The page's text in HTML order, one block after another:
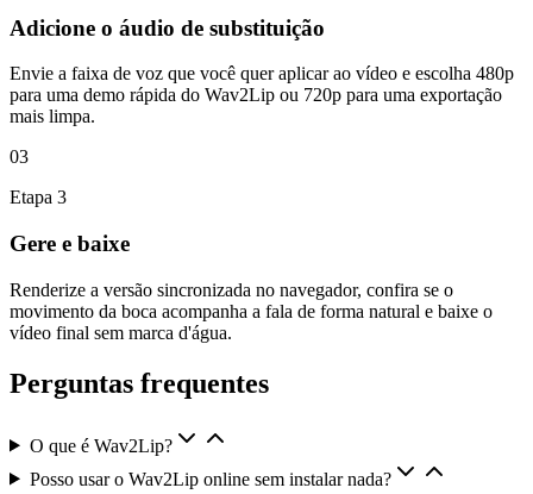
Adicione o áudio de substituição
Envie a faixa de voz que você quer aplicar ao vídeo e escolha 480p
para uma demo rápida do Wav2Lip ou 720p para uma exportação
mais limpa.
03
Etapa 3
Gere e baixe
Renderize a versão sincronizada no navegador, confira se o
movimento da boca acompanha a fala de forma natural e baixe o
vídeo final sem marca d'água.
Perguntas frequentes
O que é Wav2Lip?
Posso usar o Wav2Lip online sem instalar nada?